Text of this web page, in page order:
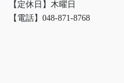
【定休日】木曜日
【電話】048-871-8768